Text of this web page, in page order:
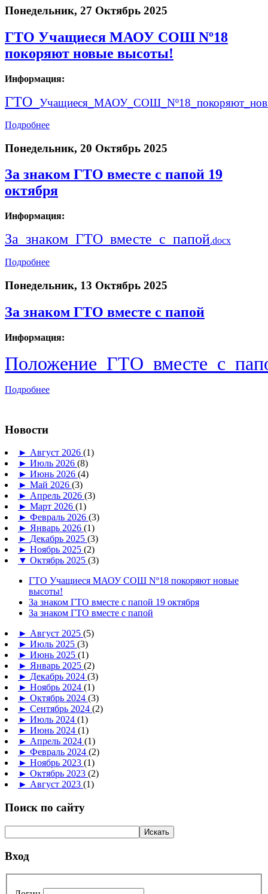
Понедельник, 27 Октябрь 2025
ГТО Учащиеся МАОУ СОШ Nº18
покоряют новые высоты!
Информация:
ГТО_
Подробнее
Понедельник, 20 Октябрь 2025
За знаком ГТО вместе с папой 19
октября
Информация:
За_знаком_ГТО_вместе_с_папой.docx
Подробнее
Понедельник, 13 Октябрь 2025
За знаком ГТО вместе с папой
Информация:
Подробнее
Новости
► Август 2026 (1)
► Июль 2026 (8)
► Июнь 2026 (4)
► Май 2026 (3)
► Апрель 2026 (3)
► Март 2026 (1)
► Февраль 2026 (3)
► Январь 2026 (1)
► Декабрь 2025 (3)
► Ноябрь 2025 (2)
▼ Октябрь 2025 (3)
ГТО Учащиеся МАОУ СОШ Nº18 покоряют новые
высоты!
За знаком ГТО вместе с папой 19 октября
За знаком ГТО вместе с папой
► Август 2025 (5)
► Июль 2025 (3)
► Июнь 2025 (1)
► Январь 2025 (2)
► Декабрь 2024 (3)
► Ноябрь 2024 (1)
► Октябрь 2024 (3)
► Сентябрь 2024 (2)
► Июль 2024 (1)
► Июнь 2024 (1)
► Апрель 2024 (1)
► Февраль 2024 (2)
► Ноябрь 2023 (1)
► Октябрь 2023 (2)
► Август 2023 (1)
Поиск по сайту
Вход